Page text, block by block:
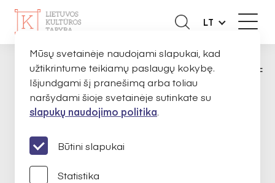
LT
PAGRINDINISKŪRĖJAMS SKIRTOS STIPENDIJOS
FOTOGRAFIJA
Mūsų svetainėje naudojami slapukai, kad
užtikrintume teikiamų paslaugų kokybę.
Išjundgami šį pranešimą arba toliau
naršydami šioje svetainėje sutinkate su
slapukų naudojimo politika.
Būtini slapukai
Statistika